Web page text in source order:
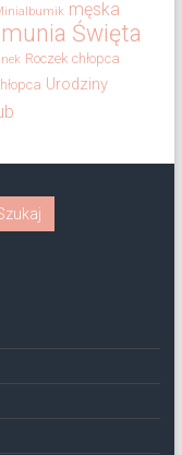
męska
Święta
Roczek chłopca
Urodziny